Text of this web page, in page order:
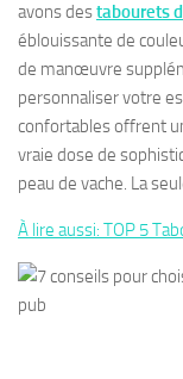
avons destabourets
éblouissante de
de manœuvre
personnaliser votre
confortables offrent
vraie dose de
peau de vache. La
À lire aussi: TOP 5